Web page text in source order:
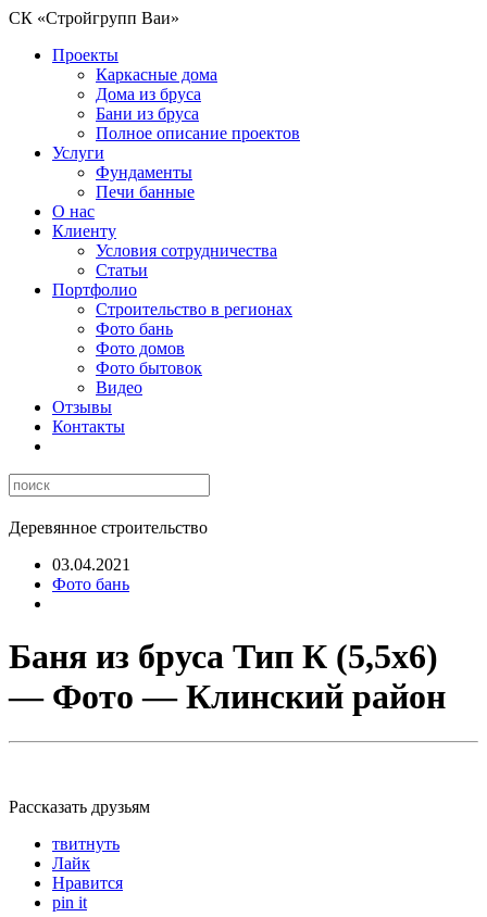
СК «Стройгрупп Ваи»
Проекты
Каркасные дома
Дома из бруса
Бани из бруса
Полное описание проектов
Услуги
Фундаменты
Печи банные
О нас
Клиенту
Условия сотрудничества
Статьи
Портфолио
Строительство в регионах
Фото бань
Фото домов
Фото бытовок
Видео
Отзывы
Контакты
Деревянное строительство
03.04.2021
Фото бань
Баня из бруса Тип К (5,5х6)
— Фото — Клинский район
Рассказать друзьям
твитнуть
Лайк
Нравится
pin it